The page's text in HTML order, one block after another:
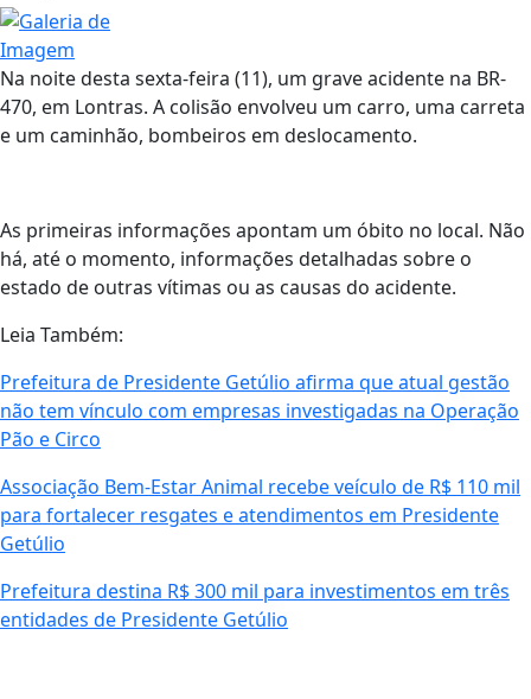
Na noite desta sexta-feira (11), um grave acidente na BR-
470, em Lontras. A colisão envolveu um carro, uma carreta
e um caminhão, bombeiros em deslocamento.
As primeiras informações apontam um óbito no local. Não
há, até o momento, informações detalhadas sobre o
estado de outras vítimas ou as causas do acidente.
Leia Também:
Prefeitura de Presidente Getúlio afirma que atual gestão
não tem vínculo com empresas investigadas na Operação
Pão e Circo
Associação Bem-Estar Animal recebe veículo de R$ 110 mil
para fortalecer resgates e atendimentos em Presidente
Getúlio
Prefeitura destina R$ 300 mil para investimentos em três
entidades de Presidente Getúlio